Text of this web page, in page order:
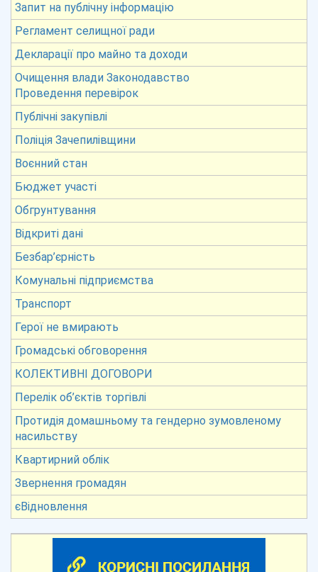
Запит на публічну інформацію
Регламент селищної ради
Декларації про майно та доходи
Очищення влади Законодавство
Проведення перевірок
Публічні закупівлі
Поліція Зачепилівщини
Воєнний стан
Бюджет участі
Обгрунтування
Відкриті дані
Безбар’єрність
Комунальні підприємства
Транспорт
Герої не вмирають
Громадські обговорення
КОЛЕКТИВНІ ДОГОВОРИ
Перелік об’єктів торгівлі
Протидія домашньому та гендерно зумовленому
насильству
Квартирний облік
Звернення громадян
єВідновлення